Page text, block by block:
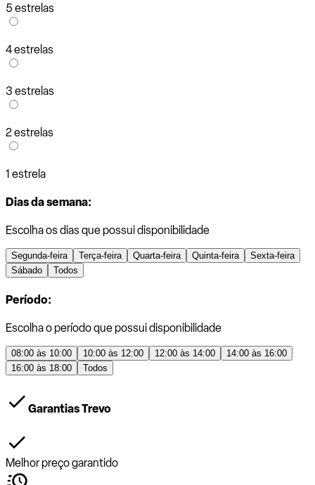
5 estrelas
4 estrelas
3 estrelas
2 estrelas
1 estrela
Dias da semana:
Escolha os dias que possui disponibilidade
Segunda-feira Terça-feira Quarta-feira Quinta-feira
Sexta-feira
Sábado
Todos
Período:
Escolha o período que possui disponibilidade
08:00 às 10:00 10:00 às 12:00 12:00 às 14:00
14:00 às 16:00
16:00 às 18:00
Todos
Garantias Trevo
Melhor preço garantido